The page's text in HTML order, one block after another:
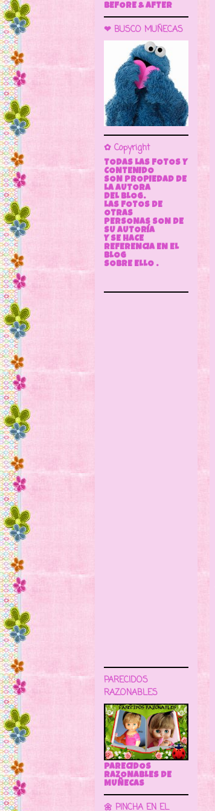
BEFORE & AFTER
❤ BUSCO MUÑECAS
✿ Copyright
TODAS LAS FOTOS Y
CONTENIDO
SON PROPIEDAD DE
LA AUTORA
DEL BLOG.
LAS FOTOS DE
OTRAS
PERSONAS SON DE
SU AUTORÍA
Y SE HACE
REFERENCIA EN EL
BLOG
SOBRE ELLO .
PARECIDOS
RAZONABLES
PARECIDOS
RAZONABLES DE
MUÑECAS
🌼 PINCHA EN EL